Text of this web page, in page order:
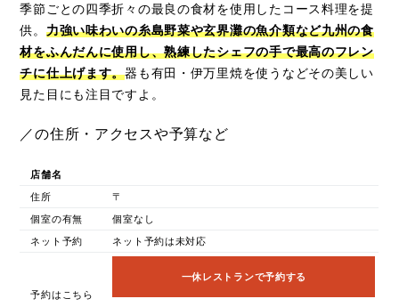
季節ごとの四季折々の最良の食材を使用したコース料理を提
供。 力強い味わいの糸島野菜や玄界灘の魚介類など九州の食
材をふんだんに使用し、熟練したシェフの手で最高のフレン
チに仕上げます。器も有田・伊万里焼を使うなどその美しい
見た目にも注目ですよ。
／の住所・アクセスや予算など
店舗名
住所 〒
個室の有無 個室なし
ネット予約 ネット予約は未対応
予約はこちら
一休レストランで予約する